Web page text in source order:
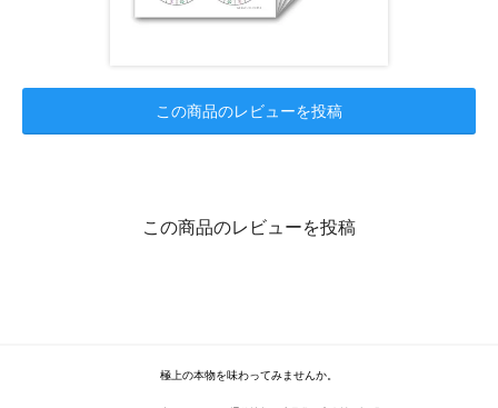
この商品のレビューを投稿
この商品のレビューを投稿
極上の本物を味わってみませんか。